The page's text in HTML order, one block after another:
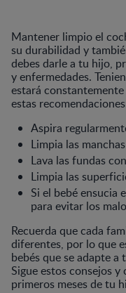
Mantener limpio el
su durabilidad y
debes darle a tu hijo,
y enfermedades.
estará
estas
Aspira
Limpia las
Lava las fundas
Limpia las
Si el bebé ensucia
para evitar los
Recuerda que cada
diferentes, por lo que
bebés que se adapte
Sigue estos consejos
primeros meses de tu